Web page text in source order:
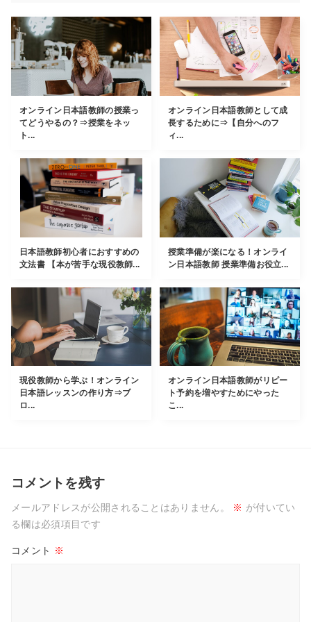
オンライン日本語教師の授業っ
てどうやるの？⇒授業をネッ
ト...
オンライン日本語教師として成
長するために⇒【自分へのフ
ィ...
日本語教師初心者におすすめの
文法書 【本が苦手な現役教師...
授業準備が楽になる！オンライ
ン日本語教師 授業準備お役立...
現役教師から学ぶ！オンライン
日本語レッスンの作り方⇒ブ
ロ...
オンライン日本語教師がリピー
ト予約を増やすためにやった
こ...
コメントを残す
メールアドレスが公開されることはありません。 ※ が付いてい
る欄は必須項目です
コメント ※